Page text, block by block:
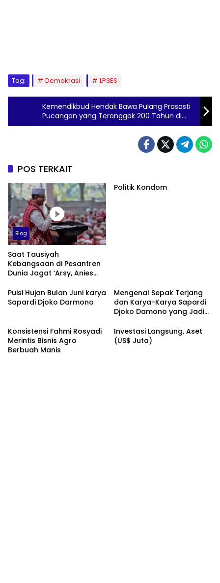
Tag: Demokrasi LP3ES
Kemendikbud Hendak Bawa Pulang Prasasti
Pucangan yang Teronggok 200 Tahun di
India
POS TERKAIT
Blog
Saat Tausiyah
Kebangsaan di Pesantren
Dunia Jagat ‘Arsy, Anies
Dukungan dari Abah Aos
Politik Kondom
Puisi Hujan Bulan Juni karya
Sapardi Djoko Darmono
Mengenal Sepak Terjang
dan Karya-Karya Sapardi
Djoko Damono yang Jadi
Konsistensi Fahmi Rosyadi
Merintis Bisnis Agro
Berbuah Manis
Investasi Langsung, Aset
(US$ Juta)